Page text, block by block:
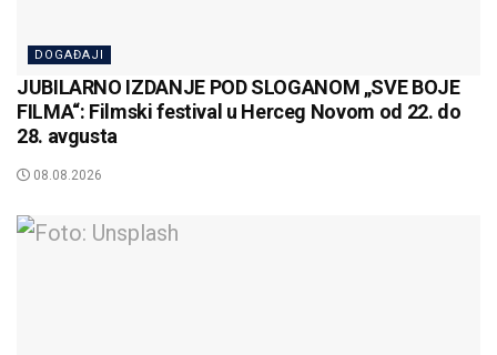
DOGAĐAJI
JUBILARNO IZDANJE POD SLOGANOM „SVE BOJE
FILMA“: Filmski festival u Herceg Novom od 22. do
28. avgusta
08.08.2026